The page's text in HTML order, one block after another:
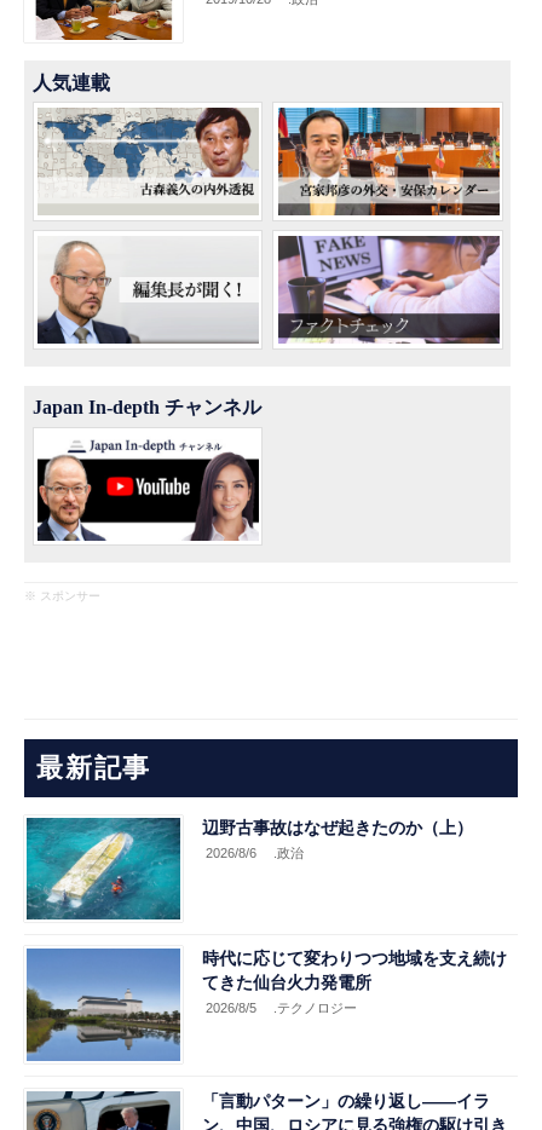
人気連載
Japan In-depth チャンネル
※ スポンサー
最新記事
辺野古事故はなぜ起きたのか（上）
2026/8/6 .政治
時代に応じて変わりつつ地域を支え続け
てきた仙台火力発電所
2026/8/5 .テクノロジー
「言動パターン」の繰り返し――イラ
ン、中国、ロシアに見る強権の駆け引き